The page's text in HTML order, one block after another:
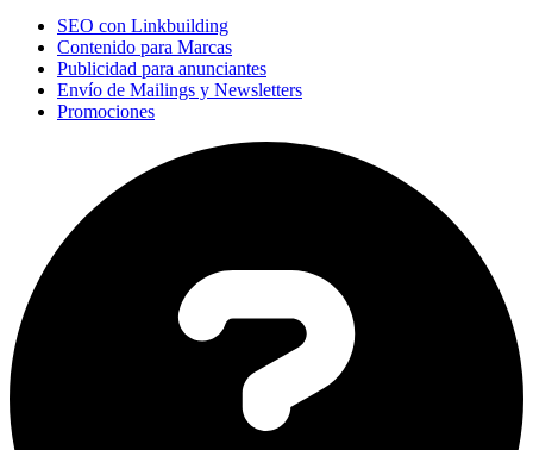
SEO con Linkbuilding
Contenido para Marcas
Publicidad para anunciantes
Envío de Mailings y Newsletters
Promociones